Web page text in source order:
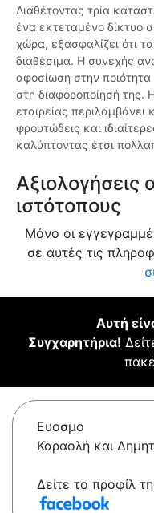
Διαθέτοντας τρία
ένα εκτεταμένο δίκτυο
χώρα, εξασφαλίζει ότι
διαθέσιμα. Η συνεχής
αφοσίωση στην ποιότητα
στη διαφοροποίησή της.
εταιρείας περιλαμβάνει
φρουτώδεις και
καλύπτοντας έτσι
ιστότοπους
Μόνο οι
σε αυτές τις
Αυτή
Συγχαρητήρια!
Ευοσμο
Καραολή και
Δείτε το προφίλ